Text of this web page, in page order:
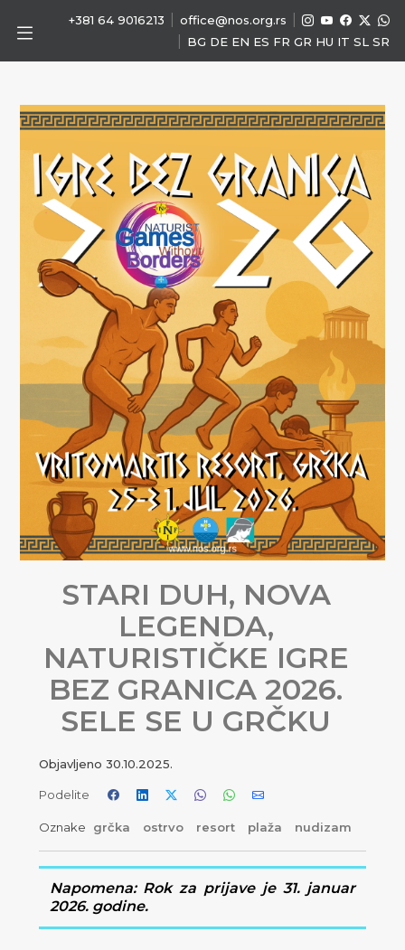
+381 64 9016213 office@nos.org.rs
BG DE EN ES FR GR HU IT SL SR
STARI DUH, NOVA
LEGENDA,
NATURISTIČKE IGRE
BEZ GRANICA 2026.
SELE SE U GRČKU
Objavljeno 30.10.2025.
Podelite
Oznake grčka ostrvo resort plaža nudizam
Napomena: Rok za prijave je 31. januar
2026. godine.